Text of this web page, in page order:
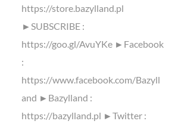
https://store.bazylland.pl
►SUBSCRIBE :
https://goo.gl/AvuYKe ►Facebook
:
https://www.facebook.com/Bazyll
and ►Bazylland :
https://bazylland.pl ►Twitter :